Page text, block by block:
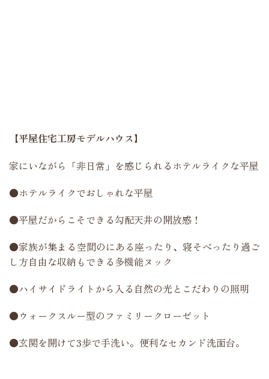
【平屋住宅工房モデルハウス】
家にいながら「非日常」を感じられるホテルライクな平屋
●ホテルライクでおしゃれな平屋
●平屋だからこそできる勾配天井の開放感！
●家族が集まる空間のにある座ったり、寝そべったり過ご
し方自由な収納もできる多機能ヌック
●ハイサイドライトから入る自然の光とこだわりの照明
●ウォークスルー型のファミリークローゼット
●玄関を開けて3歩で手洗い。便利なセカンド洗面台。